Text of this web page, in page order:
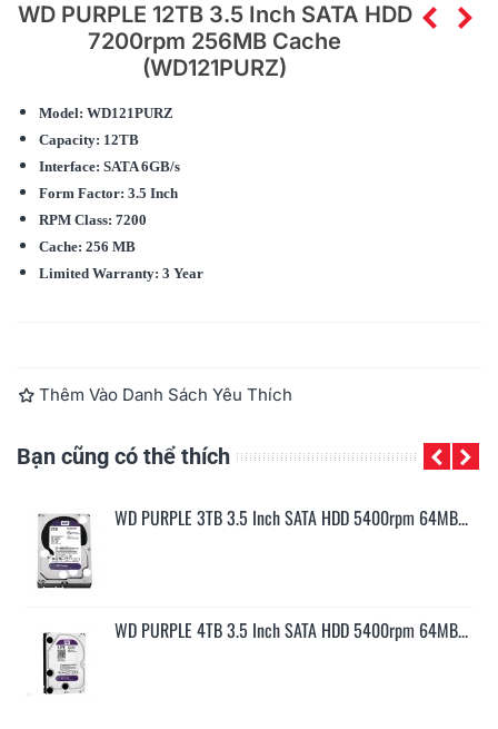
WD PURPLE 12TB 3.5 Inch SATA HDD
7200rpm 256MB Cache
(WD121PURZ)
Model: WD121PURZ
Capacity: 12TB
Interface: SATA 6GB/s
Form Factor: 3.5 Inch
RPM Class: 7200
Cache: 256 MB
Limited Warranty: 3 Year
Thêm Vào Danh Sách Yêu Thích
Bạn cũng có thể thích
WD PURPLE 3TB 3.5 Inch SATA HDD 5400rpm 64MB...
WD PURPLE 4TB 3.5 Inch SATA HDD 5400rpm 64MB...